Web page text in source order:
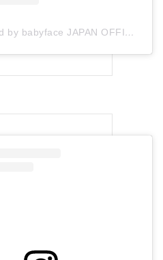
A post shared by babyface JAPAN OFFICIAL (@babyface_japan)